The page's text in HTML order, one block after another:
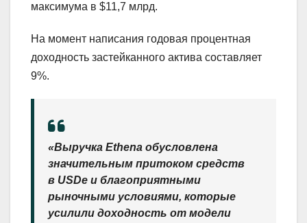
максимума в $11,7 млрд.
На момент написания годовая процентная
доходность застейканного актива составляет
9%.
«Выручка Ethena обусловлена
значительным притоком средств
в USDe и благоприятными
рыночными условиями, которые
усилили доходность от модели